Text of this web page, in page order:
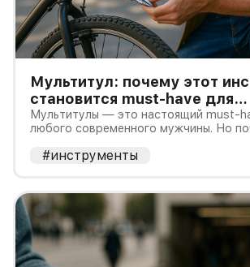
Мультитул: почему этот
становится must-have для
современных мужчин
Мультитулы — это настоящий must-
любого современного мужчины. Но
#инструменты